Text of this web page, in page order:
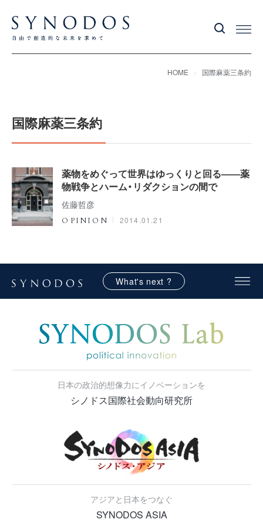
HOME 国際麻薬三条約
国際麻薬三条約
薬物をめぐって世界はゆっくりと回る――薬
物戦争とハーム・リダクションの間で
佐藤哲彦
OPINION 2014.01.21
What's next ?
日本の政治的想像力にイノベーションを
シノドス国際社会動向研究所
アジアと日本をつなぐ
SYNODOS ASIA